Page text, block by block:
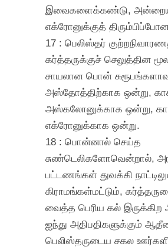
இவைகளைக்கண்டு,
எக்ரோனுக்குத்
17 : பெலிஸ்தர்
கர்த்தருக்குச் செலுத்தின
சாயலான பொன்
அஸ்தோத்திற்காக ஒன்று,
அஸ்கலோனுக்காக ஒன்று,
எக்ரோனுக்காக ஒன்று.
18 : பொன்னால் செய்த
சுண்டெலிகளோவென்றால்,
பட்டணங்கள் துவக்கி
கிராமங்கள்மட்டும்,
வைத்த பெரிய கல் இருக்கிற
ஐந்து அதிபதிகளுக்கும்
பெலிஸ்தருடைய சகல